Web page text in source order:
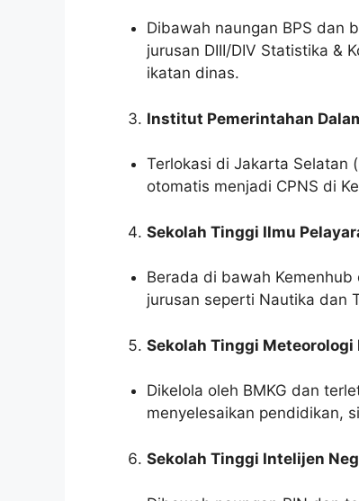
Dibawah naungan BPS dan
jurusan DIII/DIV Statistika &
ikatan dinas.
Institut Pemerintahan
Terlokasi di Jakarta Selatan
otomatis menjadi CPNS di
Sekolah Tinggi Ilmu
Berada di bawah
jurusan seperti Nautika dan
Sekolah Tinggi Meteorologi
Dikelola oleh BMKG dan
menyelesaikan pendidikan,
Sekolah Tinggi Intelijen